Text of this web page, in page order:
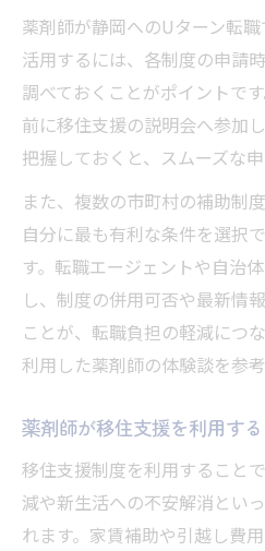
薬剤師が静岡へのUターン転
活用するには、各制度の申請
調べておくことがポイントで
前に移住支援の説明会へ参加
把握しておくと、スムーズな
また、複数の市町村の補助制
自分に最も有利な条件を選択
す。転職エージェントや自治
し、制度の併用可否や最新情
ことが、転職負担の軽減につ
利用した薬剤師の体験談を参
薬剤師が移住支援を利用す
移住支援制度を利用すること
減や新生活への不安解消とい
れます。家賃補助や引越し費